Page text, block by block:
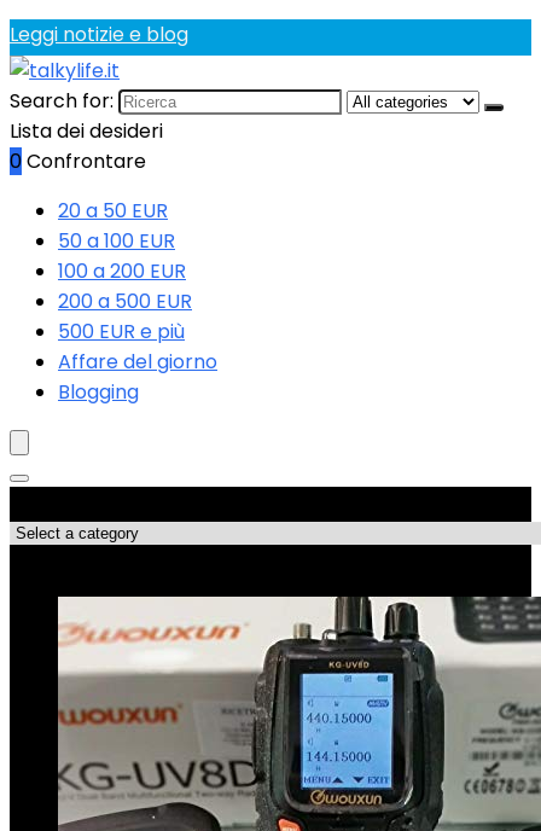
Leggi notizie e blog
Search for:
Lista dei desideri
0Confrontare
20 a 50 EUR
50 a 100 EUR
100 a 200 EUR
200 a 500 EUR
500 EUR e più
Affare del giorno
Blogging